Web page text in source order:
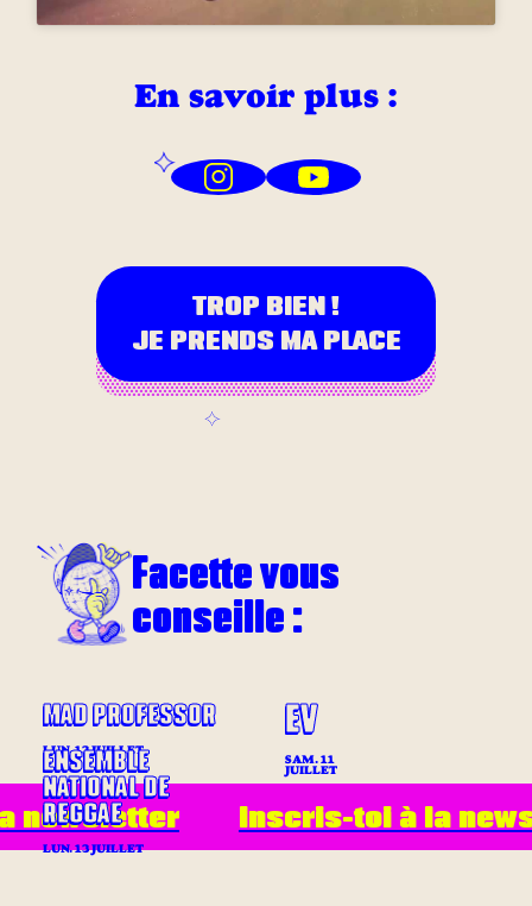
En savoir plus :
TROP BIEN !
JE PRENDS MA PLACE
Facette vous
conseille :
MAD PROFESSOR
LUN. 13 JUILLET
EV
SAM. 11
JUILLET
ENSEMBLE
NATIONAL DE
REGGAE
LUN. 13 JUILLET
Inscris-toi à la